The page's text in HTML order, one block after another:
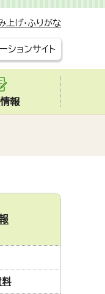
上げ・ふりがな
ションサイト
報
料